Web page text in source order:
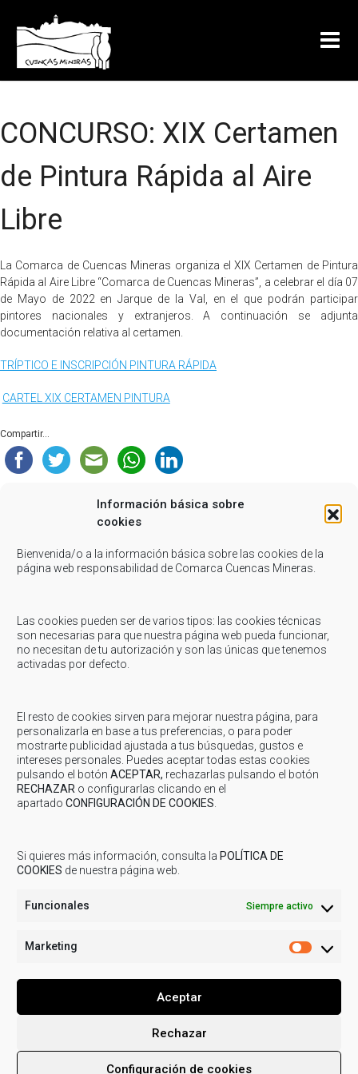
Información básica sobre
cookies
Bienvenida/o a la información básica sobre las cookies de la
página web responsabilidad de Comarca Cuencas Mineras.
Las cookies pueden ser de varios tipos: las cookies técnicas
son necesarias para que nuestra página web pueda funcionar,
no necesitan de tu autorización y son las únicas que tenemos
activadas por defecto.
El resto de cookies sirven para mejorar nuestra página, para
personalizarla en base a tus preferencias, o para poder
mostrarte publicidad ajustada a tus búsquedas, gustos e
intereses personales. Puedes aceptar todas estas cookies
pulsando el botón ACEPTAR, rechazarlas pulsando el botón
RECHAZAR o configurarlas clicando en el
apartado CONFIGURACIÓN DE COOKIES
Si quieres más información, consulta la POLÍTICA DE
COOKIES de nuestra página web.
Funcionales Siempre activo
Marketing
Aceptar
Rechazar
Configuración de cookies
CONCURSO: XIX Certamen
de Pintura Rápida al Aire
Libre
La Comarca de Cuencas Mineras organiza el XIX Certamen de Pintura
Rápida al Aire Libre “Comarca de Cuencas Mineras”, a celebrar el día 07
de Mayo de 2022 en Jarque de la Val, en el que podrán participar
pintores nacionales y extranjeros. A continuación se adjunta
documentación relativa al certamen.
TRÍPTICO E INSCRIPCIÓN PINTURA RÁPIDA
CARTEL XIX CERTAMEN PINTURA
Compartir...
Related Posts
Julio 21, 2023-Consumo
CONSUMO: Cuidado con los correos fraudulentos
Junio 7, 2023-Turismo
TURISMO: Feria del Azafrán de Monreal del Campo
TURISMO: Feria del Azafrán de Monreal del Campo Cuencas Mineras,
© 2019COMARCA CUENCAS MINERAS| Todos los derechos
Aviso legal Política de Privacidad